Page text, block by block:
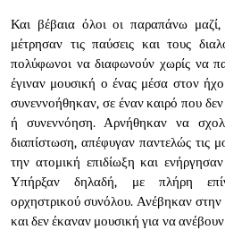
Και βέβαια όλοι οι παραπάνω
μέτρησαν τις παύσεις και τους
πολύφωνοι να διαφωνούν χωρίς να
έγιναν μουσική ο ένας μέσα στον
συνεννοήθηκαν, σε έναν καιρό που
ή συνεννόηση. Αρνήθηκαν να
διαπίστωση, απέφυγαν παντελώς τις
την ατομική επιδίωξη και
Υπήρξαν δηλαδή, με πλήρη
ορχηστρικού συνόλου. Ανέβηκαν
και δεν έκαναν μουσική για να